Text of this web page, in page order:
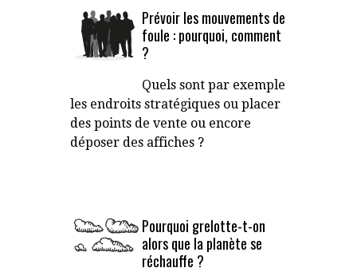
Prévoir les mouvements de
foule : pourquoi, comment
?
Quels sont par exemple
les endroits stratégiques ou placer
des points de vente ou encore
déposer des affiches ?
Pourquoi grelotte-t-on
alors que la planète se
réchauffe ?